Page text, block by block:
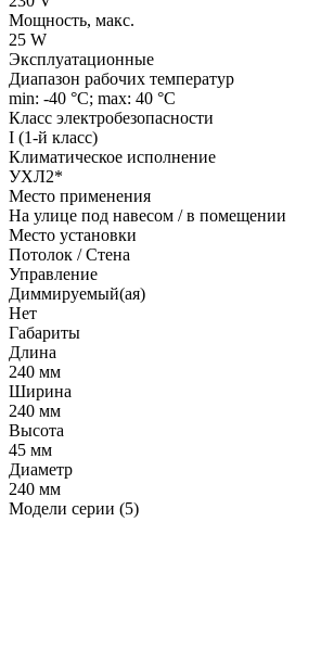
Мощность, макс.
25 W
Эксплуатационные
Диапазон рабочих температур
min: -40 °C; max: 40 °C
Класс электробезопасности
I (1-й класс)
Климатическое исполнение
УХЛ2*
Место применения
На улице под навесом / в помещении
Место установки
Потолок / Cтена
Управление
Диммируемый(ая)
Нет
Габариты
Длина
240 мм
Ширина
240 мм
Высота
45 мм
Диаметр
240 мм
Модели серии (5)